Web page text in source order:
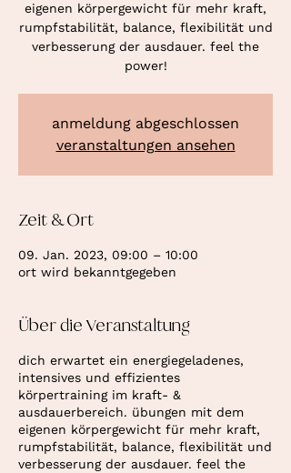
eigenen körpergewicht für mehr kraft,
rumpfstabilität, balance, flexibilität und
verbesserung der ausdauer. feel the
power!
anmeldung abgeschlossen
veranstaltungen ansehen
Zeit & Ort
09. Jan. 2023, 09:00 – 10:00
ort wird bekanntgegeben
Über die Veranstaltung
dich erwartet ein energiegeladenes,
intensives und effizientes
körpertraining im kraft- &
ausdauerbereich. übungen mit dem
eigenen körpergewicht für mehr kraft,
rumpfstabilität, balance, flexibilität und
verbesserung der ausdauer. feel the